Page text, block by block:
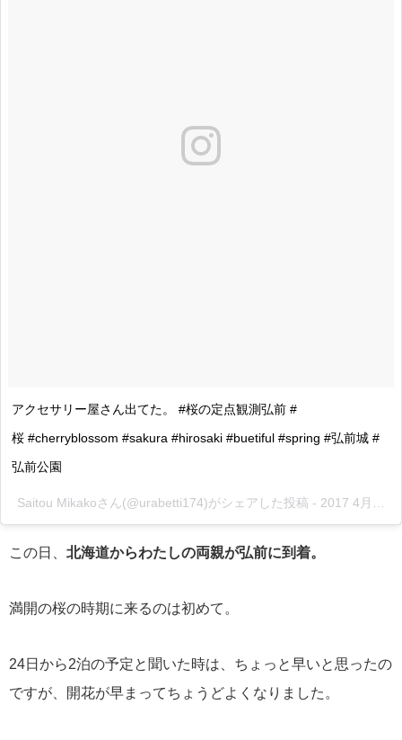
アクセサリー屋さん出てた。 #桜の定点観測弘前 #
桜 #cherryblossom #sakura #hirosaki #buetiful #spring #弘前城 #
弘前公園
Saitou Mikakoさん(@urabetti174)がシェアした投稿 - 2017 4月 24 2:19午前 PDT
この日、 北海道からわたしの両親が弘前に到着。
満開の桜の時期に来るのは初めて。
24日から2泊の予定と聞いた時は、ちょっと早いと思ったの
ですが、開花が早まってちょうどよくなりました。